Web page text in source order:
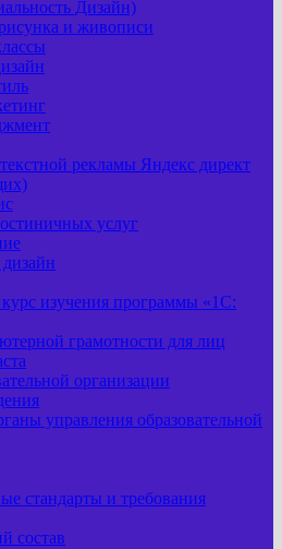
Дизайн)
и живописи
рекламы Яндекс директ
услуг
изучения программы «1С:
грамотности для лиц
организации
управления образовательной
стандарты и требования
состав